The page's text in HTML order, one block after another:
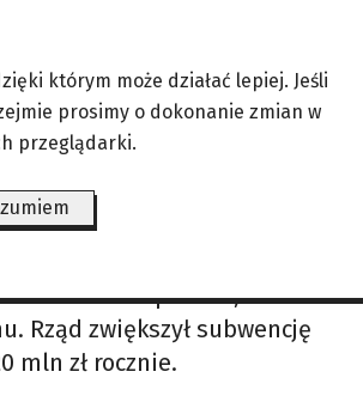
Źródło: YouTube
terenów. Podpisany
to
na retencję wody – zakłada
klimatu zapewnia, że ta
Rząd zwiększył subwencję
mln zł rocznie.
którym może działać lepiej. Jeśli
prosimy o dokonanie zmian w
przeglądarki.